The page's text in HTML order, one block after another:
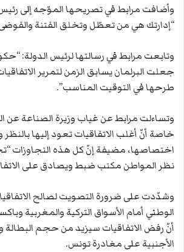
وأضافت مرابط في تصريحها الموّجه إلى
“إدارتك هي من تعطّل وتخلق الفتنة
وتابعت مرابط في رسالتها لرئيس الدولة:
جعلت البرلمان يسابق الزمن لتمرير
طرحها في التوقيت المناسب”.
وتساءلت مرابط عن غياب وزيرة الصناعة عن
خاصة أنّ أغلب الاتفاقيات تعود إليها
اختصاصها، مضيفة إنّ كل هذه التجاوزات
نظر المواطن مكتب ضبط ويصادق على
وشدّدت على ضرورة التصويت لصالح
الوطني أمام الأسواق التركية والمغربية
أنّ رفض الاتفاقيات سيزيد من حجم البطالة
الأجنبية على مغادرة تونس.